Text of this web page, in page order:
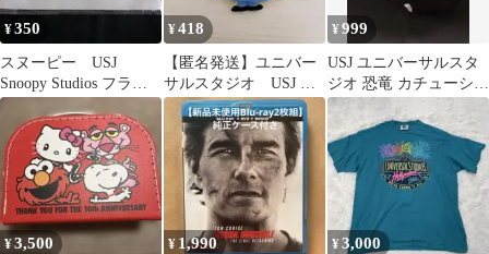
¥350
スヌーピー USJ
Snoopy Studios フラッ
トポーチ
¥418
【匿名発送】ユニバー
サルスタジオ USJ ミ
ニオン ぬいぐるみ
パスケース
¥999
USJ ユニバーサルスタ
ジオ 恐竜 カチューシャ
ぬいぐるみ
¥3,500 ¥ 1,990 ¥3,000